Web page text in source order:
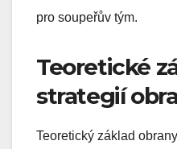
pro soupeřův tým.
Teoretické
strategií
Teoretický základ